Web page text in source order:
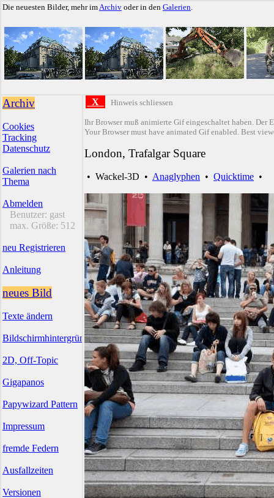
Die neuesten Bilder, mehr imArchiv oder in den Galerien.
Archiv
Cookies
Tracking
Datenschutz
Galerien nach
Thema
Abmelden
Benutzer: gast
max. Größe: 512
neu Registrieren
Anleitung
neues Bild
Texte ändern
Bildschirmhintergründe
2D, Off-Topic
Gigapanos
Papywizard Pattern
Impressum
fremde Federn
Ausfallzeiten
Versionen
X Hinweis schliessen
Ihr Browser muß animierte Gif eingeschaltet haben. Der
Your Browser must have animated Gif enabled. Best
London, Trafalgar Square
• Wackel-3D • Anaglyphen • Quicktime •